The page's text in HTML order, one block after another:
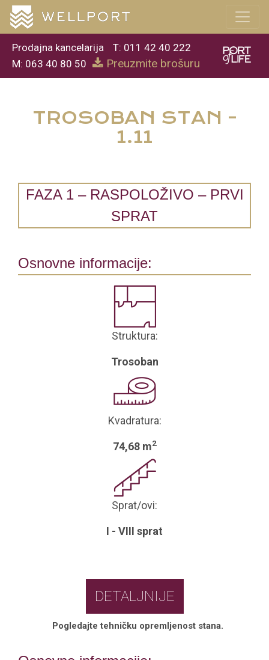
Prodajna kancelarija
T: 011 42 40 222
M: 063 40 80 50
Preuzmite brošuru
TROSOBAN STAN -
1.11
FAZA 1 – RASPOLOŽIVO – PRVI
SPRAT
Osnovne informacije:
Struktura:
Trosoban
Kvadratura:
74,68 m2
Sprat/ovi:
I - VIII sprat
DETALJNIJE
Pogledajte tehničku opremljenost stana.